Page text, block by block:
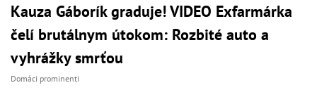
Kauza Gáborík graduje! VIDEO Exfarmárka
čelí brutálnym útokom: Rozbité auto a
vyhrážky smrťou
Domáci prominenti